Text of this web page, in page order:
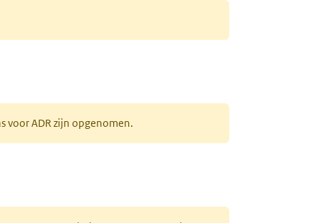
voor ADR zijn opgenomen.